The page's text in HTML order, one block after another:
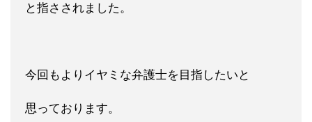
と指さされました。
今回もよりイヤミな弁護士を目指したいと
思っております。